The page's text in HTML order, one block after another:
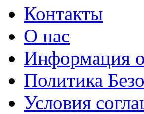
Контакты
О нас
Информация о
Политика
Условия